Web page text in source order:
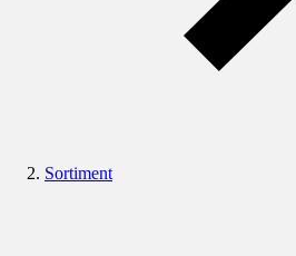
Sortiment